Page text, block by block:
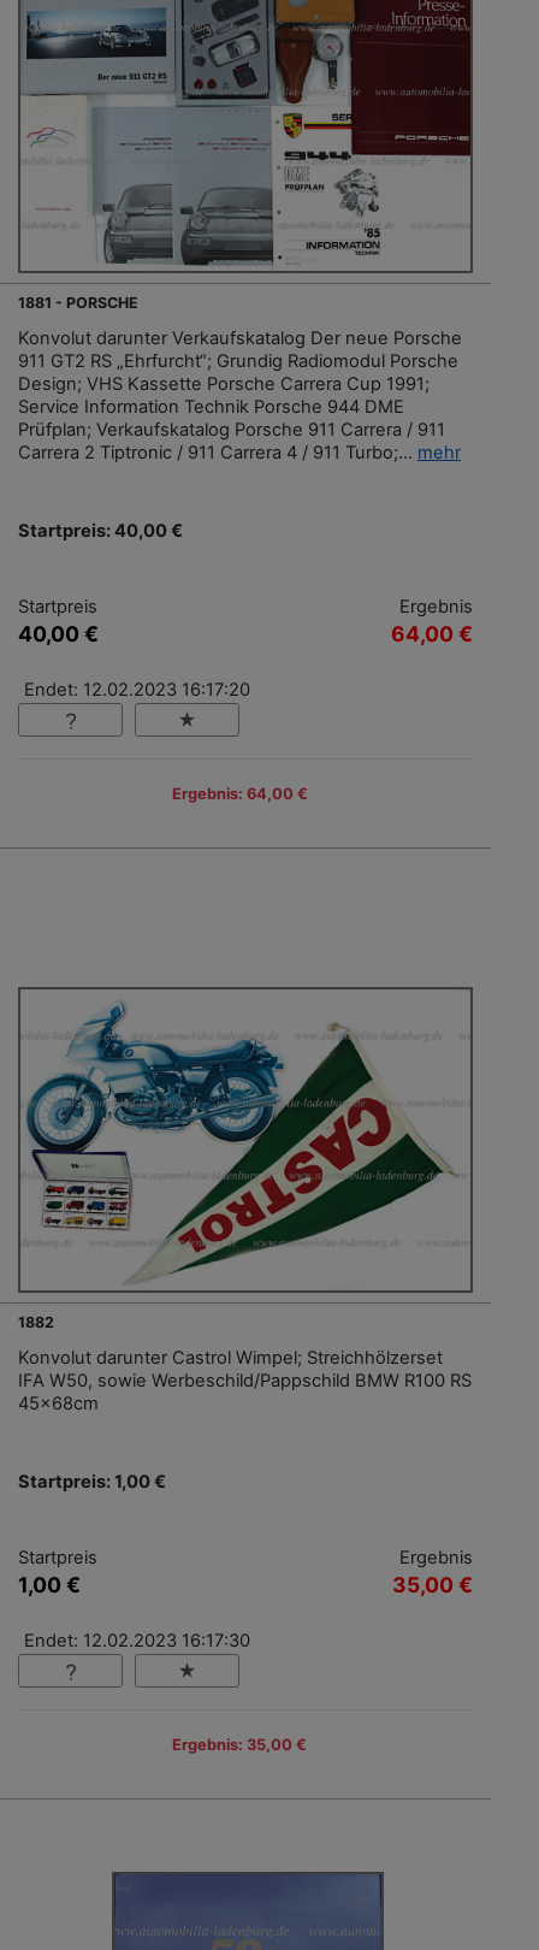
1881 - PORSCHE
Konvolut darunter Verkaufskatalog Der neue Porsche
911 GT2 RS „Ehrfurcht“; Grundig Radiomodul Porsche
Design; VHS Kassette Porsche Carrera Cup 1991;
Service Information Technik Porsche 944 DME
Prüfplan; Verkaufskatalog Porsche 911 Carrera / 911
Carrera 2 Tiptronic / 911 Carrera 4 / 911 Turbo;... mehr
Startpreis: 40,00 €
Startpreis
40,00 €
Ergebnis
64,00 €
Endet: 12.02.2023 16:17:20
Ergebnis: 64,00 €
1882
Konvolut darunter Castrol Wimpel; Streichhölzerset
IFA W50, sowie Werbeschild/Pappschild BMW R100 RS
45x68cm
Startpreis: 1,00 €
Startpreis
1,00 €
Ergebnis
35,00 €
Endet: 12.02.2023 16:17:30
Ergebnis: 35,00 €